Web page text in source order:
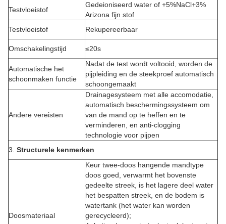
Testvloeistof
Gedeioniseerd water of +5%NaCl+3%
Arizona fijn stof
Testvloeistof
Rekupereerbaar
Omschakelingstijd ≤20s
Automatische het
schoonmaken functie
Nadat de test wordt voltooid, worden de
pijpleiding en de steekproef automatisch
schoongemaakt
Andere vereisten
Drainagesysteem met alle accomodatie,
automatisch beschermingssysteem om
van de mand op te heffen en te
verminderen, en anti-clogging
technologie voor pijpen
3. Structurele kenmerken
Doosmateriaal
Keur twee-doos hangende mandtype
doos goed, verwarmt het bovenste
gedeelte streek, is het lagere deel water
het bespatten streek, en de bodem is
watertank (het water kan worden
gerecycleerd);